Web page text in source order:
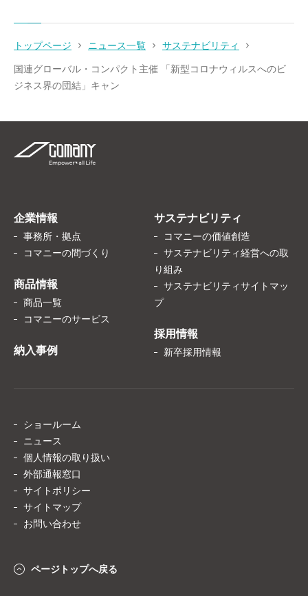
トップページ ニュース一覧 サステナビリティ
国連グローバル・コンパクト主催 「新型コロナウィルスへのビ
ジネス界の団結」キャン
企業情報
事務所・拠点
コマニーの間づくり
商品情報
商品一覧
コマニーのサービス
納入事例
サステナビリティ
コマニーの価値創造
サステナビリティ経営への取
り組み
サステナビリティサイトマッ
プ
採用情報
新卒採用情報
ショールーム
ニュース
個人情報の取り扱い
外部通報窓口
サイトポリシー
サイトマップ
お問い合わせ
ページトップへ戻る